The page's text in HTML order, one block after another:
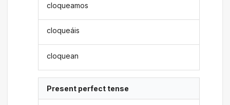
cloqueamos
cloqueáis
cloquean
Present perfect tense